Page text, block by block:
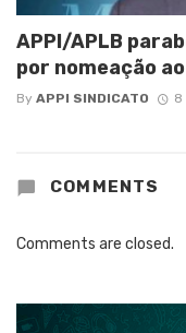
APPI/APLB
por nomeação
By APPI SINDICATO 8
COMMENTS
Comments are closed.